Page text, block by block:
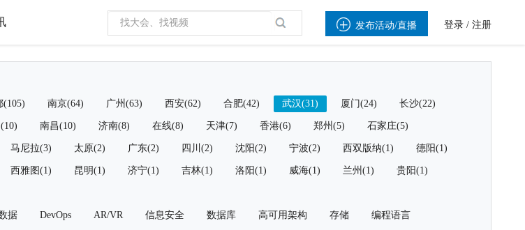
 发布活动/直播 登录 / 注册
(105) 南京(64) 广州(63) 西安(62) 合肥(42) 武汉(31) 厦门(24) 长沙(22)
南昌(10) 济南(8) 在线(8) 天津(7) 香港(6) 郑州(5) 石家庄(5)
马尼拉(3) 太原(2) 广东(2) 四川(2) 沈阳(2) 宁波(2) 西双版纳(1) 德阳(1)
西雅图(1) 昆明(1) 济宁(1) 吉林(1) 洛阳(1) 威海(1) 兰州(1) 贵阳(1)
据 DevOps AR/VR 信息安全 数据库 高可用架构 存储 编程语言